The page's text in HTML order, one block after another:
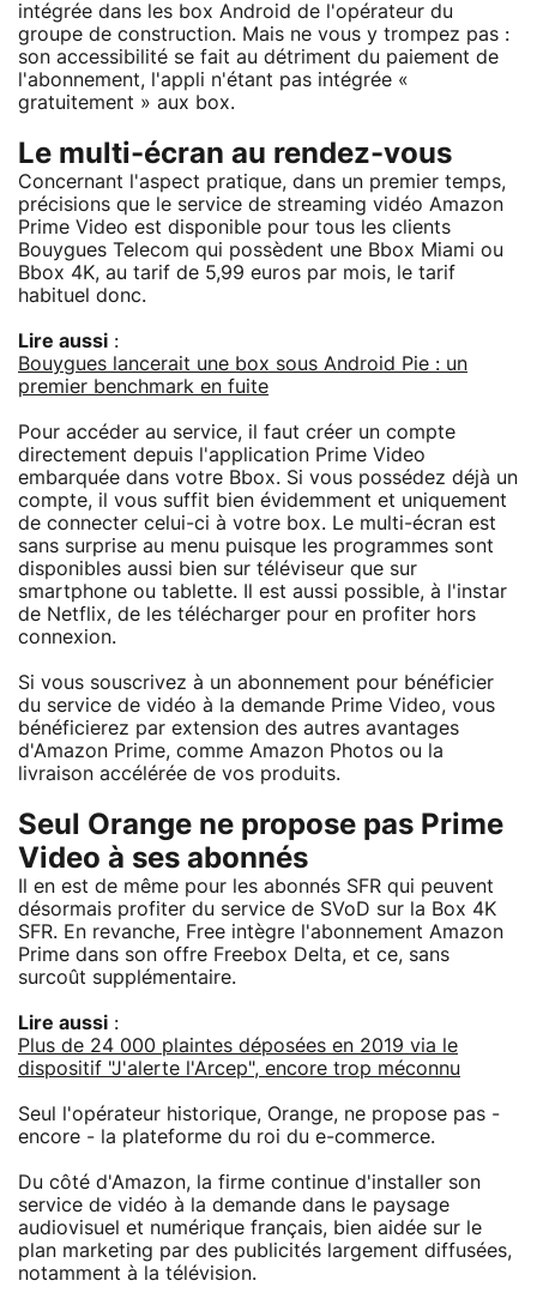
intégrée dans les box Android de l'opérateur du
groupe de construction. Mais ne vous y trompez pas :
son accessibilité se fait au détriment du paiement de
l'abonnement, l'appli n'étant pas intégrée «
gratuitement » aux box.
Le multi-écran au rendez-vous
Concernant l'aspect pratique, dans un premier temps,
précisions que le service de streaming vidéo Amazon
Prime Video est disponible pour tous les clients
Bouygues Telecom qui possèdent une Bbox Miami ou
Bbox 4K, au tarif de 5,99 euros par mois, le tarif
habituel donc.
Lire aussi :
Bouygues lancerait une box sous Android Pie : un
premier benchmark en fuite
Pour accéder au service, il faut créer un compte
directement depuis l'application Prime Video
embarquée dans votre Bbox. Si vous possédez déjà un
compte, il vous suffit bien évidemment et uniquement
de connecter celui-ci à votre box. Le multi-écran est
sans surprise au menu puisque les programmes sont
disponibles aussi bien sur téléviseur que sur
smartphone ou tablette. Il est aussi possible, à l'instar
de Netflix, de les télécharger pour en profiter hors
connexion.
Si vous souscrivez à un abonnement pour bénéficier
du service de vidéo à la demande Prime Video, vous
bénéficierez par extension des autres avantages
d'Amazon Prime, comme Amazon Photos ou la
livraison accélérée de vos produits.
Seul Orange ne propose pas Prime
Video à ses abonnés
Il en est de même pour les abonnés SFR qui peuvent
désormais profiter du service de SVoD sur la Box 4K
SFR. En revanche, Free intègre l'abonnement Amazon
Prime dans son offre Freebox Delta, et ce, sans
surcoût supplémentaire.
Lire aussi :
Plus de 24 000 plaintes déposées en 2019 via le
dispositif "J'alerte l'Arcep", encore trop méconnu
Seul l'opérateur historique, Orange, ne propose pas -
encore - la plateforme du roi du e-commerce.
Du côté d'Amazon, la firme continue d'installer son
service de vidéo à la demande dans le paysage
audiovisuel et numérique français, bien aidée sur le
plan marketing par des publicités largement diffusées,
notamment à la télévision.